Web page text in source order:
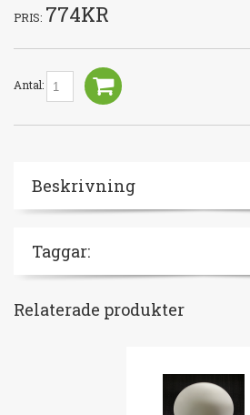
PRIS: 774KR
Antal:
Beskrivning
Taggar:
Relaterade produkter